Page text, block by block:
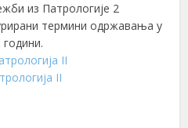
из Патрологије 2
термини одржавања у
II
II